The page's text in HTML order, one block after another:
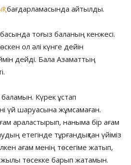
бағдарламасында айтылды.
тоғыз баланың кенжесі.
ол әлі күнге дейін
дейді. Бала Азаматтың
Күрек ұстап
үй шаруасына жұмсамаған.
араластырып, наныма бір ағам
етегінде тұрғандықтан үйіміз
ағам менің төсегіме жатып,
төсекке барып жатамын.